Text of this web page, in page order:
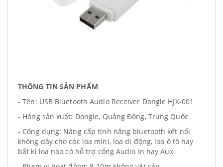
THÔNG TIN SẢN PHẨM
- Tên: USB Bluetooth Audio Receiver Dongle HJX-001
- Hãng sản xuất: Dongle, Quảng Đông, Trung Quốc
- Công dụng: Nâng cấp tính năng bluetooth kết nối
không dây cho các loa mini, loa di động, loa ô tô hay
bất kì loa nào có hỗ trợ cổng Audio In hay Aux